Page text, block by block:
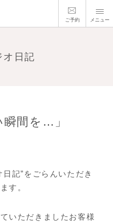
ご予約 メニュー
オ日記
間を…」
記”をごらんいただき
す。
いただきましたお客様